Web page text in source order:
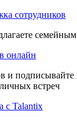
сотрудников
онлайн
и подписывайте
встреч
с Talantix